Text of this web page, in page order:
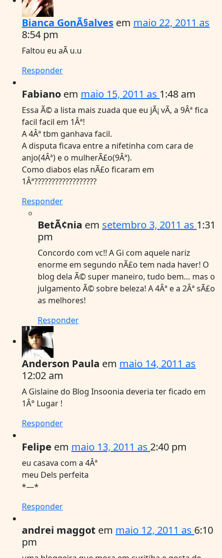
Bianca GonÃ§alves em maio 22, 2011 as
8:54 pm
Faltou eu aÃ­ u.u
Responder
Fabiano em maio 15, 2011 as 1:48 am
Essa Ã© a lista mais zuada que eu jÃ¡ vÃ­, a 9Âª fica
facil facil em 1Âª!
A 4Âª tbm ganhava facil.
A disputa ficava entre a nifetinha com cara de
anjo(4Âª) e o mulherÃ£o(9Âª).
Como diabos elas nÃ£o ficaram em
1Âª??????????????????
Responder
BetÃ¢nia em setembro 3, 2011 as 1:31
pm
Concordo com vc!! A Gi com aquele nariz
enorme em segundo nÃ£o tem nada haver! O
blog dela Ã© super maneiro, tudo bem… mas o
julgamento Ã© sobre beleza! A 4Âª e a 2Âª sÃ£o
as melhores!
Responder
Anderson Paula em maio 14, 2011 as
12:02 am
A Gislaine do Blog Insoonia deveria ter ficado em
1Â° Lugar !
Responder
Felipe em maio 13, 2011 as 2:40 pm
eu casava com a 4Âª
meu Dels perfeita
*—*
Responder
andrei maggot em maio 12, 2011 as 6:10
pm